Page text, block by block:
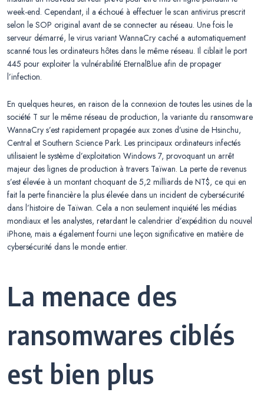
week-end. Cependant, il a échoué à effectuer le scan antivirus prescrit
selon le SOP original avant de se connecter au réseau. Une fois le
serveur démarré, le virus variant WannaCry caché a automatiquement
scanné tous les ordinateurs hôtes dans le même réseau. Il ciblait le port
445 pour exploiter la vulnérabilité EternalBlue afin de propager
l’infection.
En quelques heures, en raison de la connexion de toutes les usines de la
société T sur le même réseau de production, la variante du ransomware
WannaCry s’est rapidement propagée aux zones d’usine de Hsinchu,
Central et Southern Science Park. Les principaux ordinateurs infectés
utilisaient le système d’exploitation Windows 7, provoquant un arrêt
majeur des lignes de production à travers Taïwan. La perte de revenus
s’est élevée à un montant choquant de 5,2 milliards de NT$, ce qui en
fait la perte financière la plus élevée dans un incident de cybersécurité
dans l’histoire de Taïwan. Cela a non seulement inquiété les médias
mondiaux et les analystes, retardant le calendrier d’expédition du nouvel
iPhone, mais a également fourni une leçon significative en matière de
cybersécurité dans le monde entier.
La menace des
ransomwares ciblés
est bien plus